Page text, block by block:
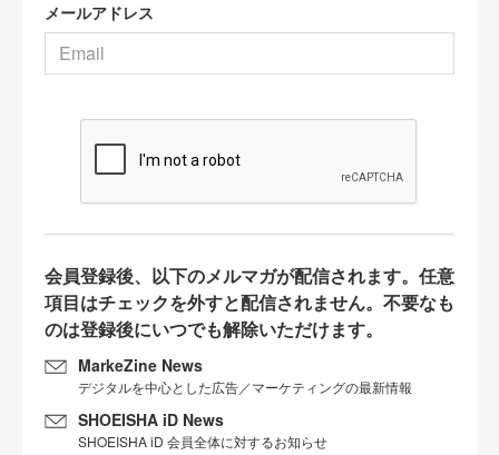
メールアドレス
会員登録後、以下のメルマガが配信されます。任意
項目はチェックを外すと配信されません。不要なも
のは登録後にいつでも解除いただけます。
MarkeZine News
デジタルを中心とした広告／マーケティングの最新情報
SHOEISHA iD News
SHOEISHA iD 会員全体に対するお知らせ